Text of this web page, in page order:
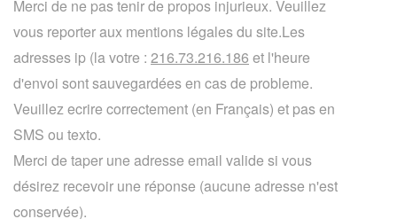
Merci de ne pas tenir de propos injurieux. Veuillez
vous reporter aux mentions légales du site.Les
adresses ip (la votre : 216.73.216.186 et l'heure
d'envoi sont sauvegardées en cas de probleme.
Veuillez ecrire correctement (en Français) et pas en
SMS ou texto.
Merci de taper une adresse email valide si vous
désirez recevoir une réponse (aucune adresse n'est
conservée).